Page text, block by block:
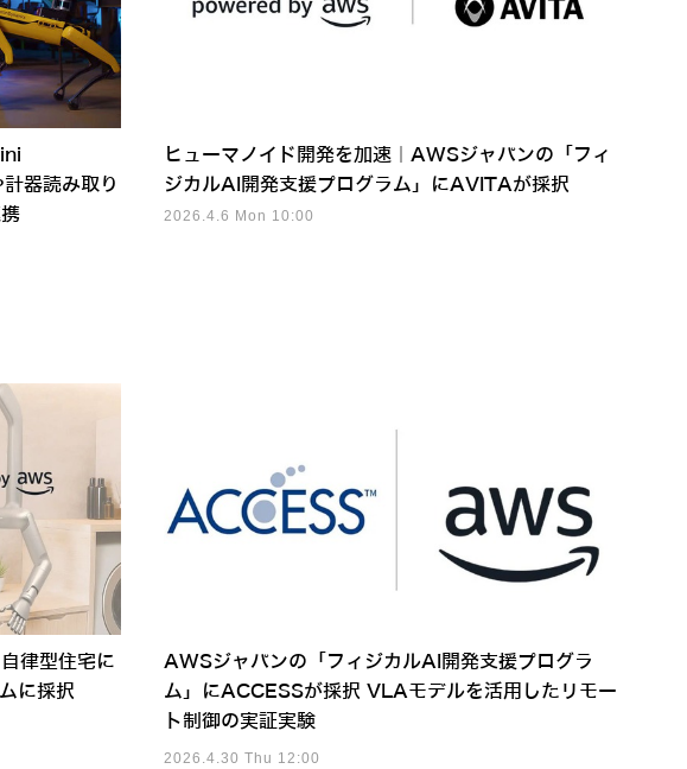
器読み取り
ヒューマノイド開発を加速｜AWSジャパンの「フィ
ジカルAI開発支援プログラム」にAVITAが採択
2026.4.6 Mon 10:00
律型住宅に
に採択
AWSジャパンの「フィジカルAI開発支援プログラ
ム」にACCESSが採択 VLAモデルを活用したリモー
ト制御の実証実験
2026.4.30 Thu 12:00